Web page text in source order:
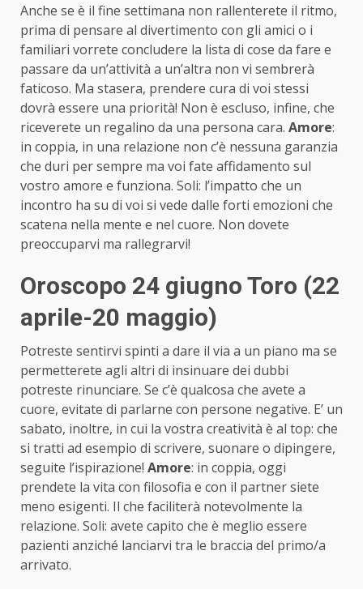
Anche se è il fine settimana non rallenterete il ritmo,
prima di pensare al divertimento con gli amici o i
familiari vorrete concludere la lista di cose da fare e
passare da un’attività a un’altra non vi sembrerà
faticoso. Ma stasera, prendere cura di voi stessi
dovrà essere una priorità! Non è escluso, infine, che
riceverete un regalino da una persona cara. Amore:
in coppia, in una relazione non c’è nessuna garanzia
che duri per sempre ma voi fate affidamento sul
vostro amore e funziona. Soli: l’impatto che un
incontro ha su di voi si vede dalle forti emozioni che
scatena nella mente e nel cuore. Non dovete
preoccuparvi ma rallegrarvi!
Oroscopo 24 giugno Toro (22
aprile-20 maggio)
Potreste sentirvi spinti a dare il via a un piano ma se
permetterete agli altri di insinuare dei dubbi
potreste rinunciare. Se c’è qualcosa che avete a
cuore, evitate di parlarne con persone negative. E’ un
sabato, inoltre, in cui la vostra creatività è al top: che
si tratti ad esempio di scrivere, suonare o dipingere,
seguite l’ispirazione! Amore: in coppia, oggi
prendete la vita con filosofia e con il partner siete
meno esigenti. Il che faciliterà notevolmente la
relazione. Soli: avete capito che è meglio essere
pazienti anziché lanciarvi tra le braccia del primo/a
arrivato.